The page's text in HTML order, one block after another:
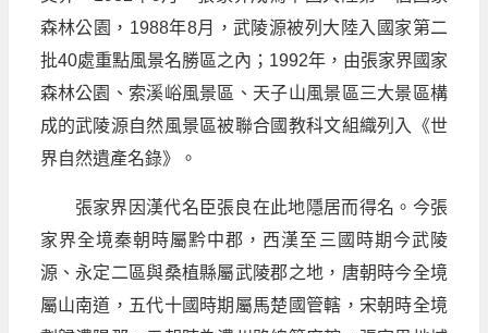
森林公園，1988年8月，武陵源被列大陸入國家第二
批40處重點風景名勝區之內；1992年，由張家界國家
森林公園、索溪峪風景區、天子山風景區三大景區構
成的武陵源自然風景區被聯合國教科文組織列入《世
界自然遺產名錄》。
張家界因漢代名臣張良在此地隱居而得名。今張
家界全境秦朝時屬黔中郡，西漢至三國時期今武陵
源、永定二區與桑植縣屬武陵郡之地，唐朝時今全境
屬山南道，五代十國時期屬馬楚國管轄，宋朝時全境